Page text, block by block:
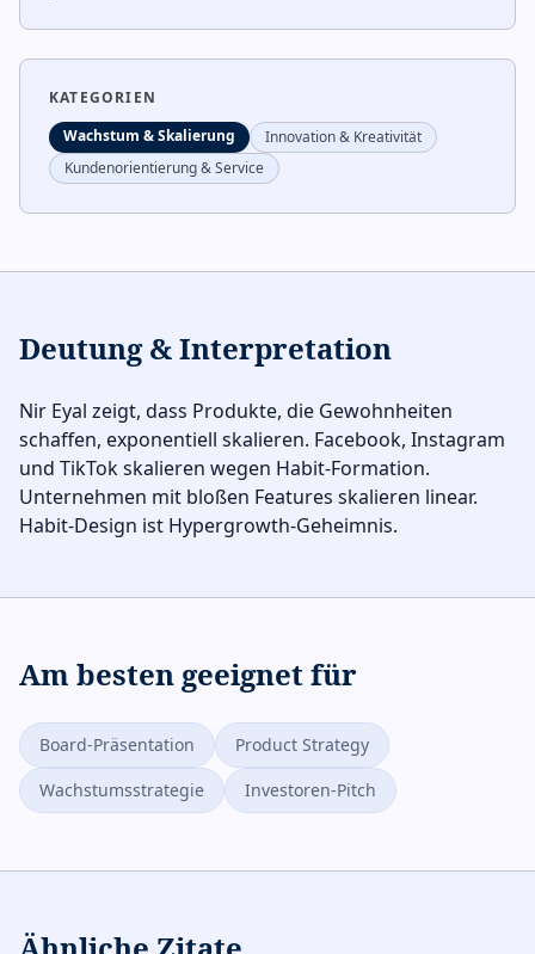
KATEGORIEN
Wachstum & Skalierung
Innovation & Kreativität
Kundenorientierung & Service
Deutung & Interpretation
Nir Eyal zeigt, dass Produkte, die Gewohnheiten
schaffen, exponentiell skalieren. Facebook, Instagram
und TikTok skalieren wegen Habit-Formation.
Unternehmen mit bloßen Features skalieren linear.
Habit-Design ist Hypergrowth-Geheimnis.
Am besten geeignet für
Board-Präsentation
Product Strategy
Wachstumsstrategie
Investoren-Pitch